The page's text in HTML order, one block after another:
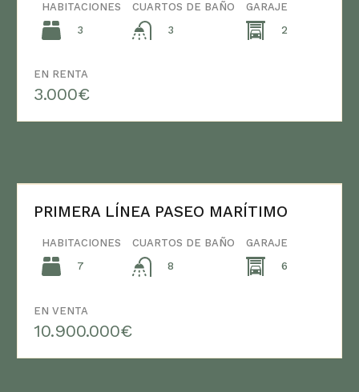
HABITACIONES
3
CUARTOS DE BAÑO
3
GARAJE
2
EN RENTA
3.000€
PRIMERA LÍNEA PASEO MARÍTIMO
HABITACIONES
7
CUARTOS DE BAÑO
8
GARAJE
6
EN VENTA
10.900.000€